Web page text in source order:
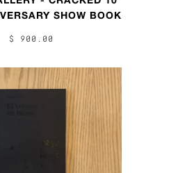
SHOW BOOK
$ 900.00